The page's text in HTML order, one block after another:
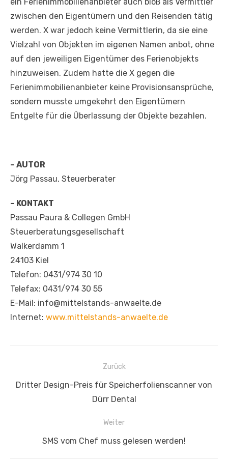
zwischen den Eigentümern und den Reisenden tätig
werden. X war jedoch keine Vermittlerin, da sie eine
Vielzahl von Objekten im eigenen Namen anbot, ohne
auf den jeweiligen Eigentümer des Ferienobjekts
hinzuweisen. Zudem hatte die X gegen die
Ferienimmobilienanbieter keine Provisionsansprüche,
sondern musste umgekehrt den Eigentümern
Entgelte für die Überlassung der Objekte bezahlen.
– AUTOR
Jörg Passau, Steuerberater
– KONTAKT
Passau Paura & Collegen GmbH
Steuerberatungsgesellschaft
Walkerdamm 1
24103 Kiel
Telefon: 0431/974 30 10
Telefax: 0431/974 30 55
E-Mail: info@mittelstands-anwaelte.de
Internet: www.mittelstands-anwaelte.de
Beitragsnavigation
Zurück
Vorheriger
Dritter Design-Preis für Speicherfolienscanner von
Dürr Dental
Weiter
Nächster
SMS vom Chef muss gelesen werden!